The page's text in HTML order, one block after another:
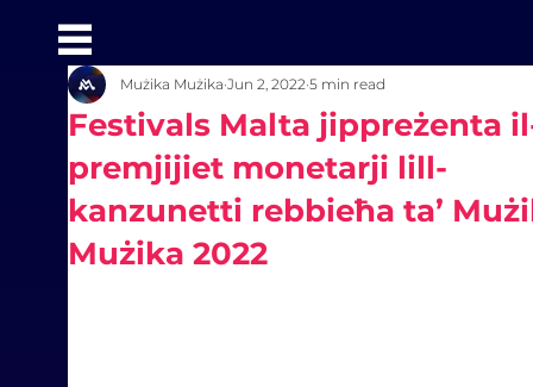
Festivals Malta jippreżenta
premjijiet monetarji lill-
kanzunetti rebbieħa ta’
Mużika 2022
Mużika Mużika Jun 2, 2022 5 min read